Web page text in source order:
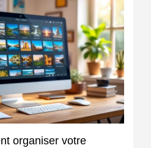
organiser votre